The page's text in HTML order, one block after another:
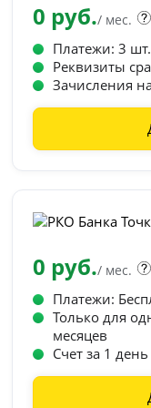
0 руб./ мес.
Платежи: 3
Реквизиты
Зачисления
0 руб./ мес.
Платежи:
Только для
месяцев
Счет за 1 день